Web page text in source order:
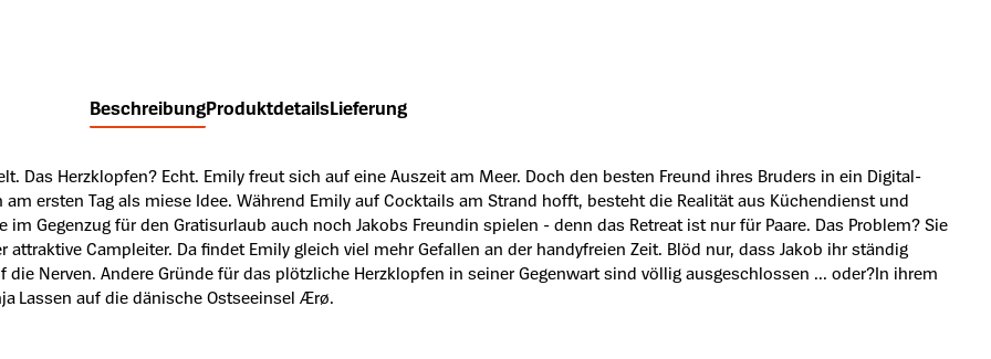
BeschreibungProduktdetailsLieferung
Das Herzklopfen? Echt. Emily freut sich auf eine Auszeit am Meer. Doch den besten Freund ihres Bruders in ein Digital-
ersten Tag als miese Idee. Während Emily auf Cocktails am Strand hofft, besteht die Realität aus Küchendienst und
Gegenzug für den Gratisurlaub auch noch Jakobs Freundin spielen - denn das Retreat ist nur für Paare. Das Problem? Sie
Campleiter. Da findet Emily gleich viel mehr Gefallen an der handyfreien Zeit. Blöd nur, dass Jakob ihr ständig
Nerven. Andere Gründe für das plötzliche Herzklopfen in seiner Gegenwart sind völlig ausgeschlossen ... oder?In ihrem
Lassen auf die dänische Ostseeinsel Ærø.